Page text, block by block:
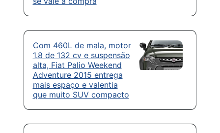
Com 460L de mala, motor
1.8 de 132 cv e suspensão
alta, Fiat Palio Weekend
Adventure 2015 entrega
mais espaço e valentia
que muito SUV compacto